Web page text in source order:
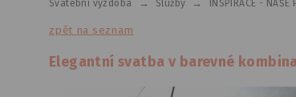
Svatební výzdoba → Služby → INSPIRACE - NAŠE
zpět na seznam
Elegantní svatba v barevné